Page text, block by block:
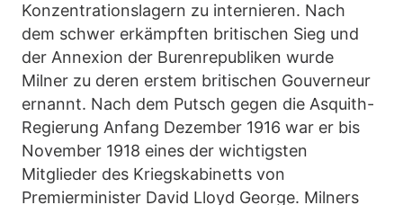
Konzentrationslagern zu internieren. Nach
dem schwer erkämpften britischen Sieg und
der Annexion der Burenrepubliken wurde
Milner zu deren erstem britischen Gouverneur
ernannt. Nach dem Putsch gegen die Asquith-
Regierung Anfang Dezember 1916 war er bis
November 1918 eines der wichtigsten
Mitglieder des Kriegskabinetts von
Premierminister David Lloyd George. Milners